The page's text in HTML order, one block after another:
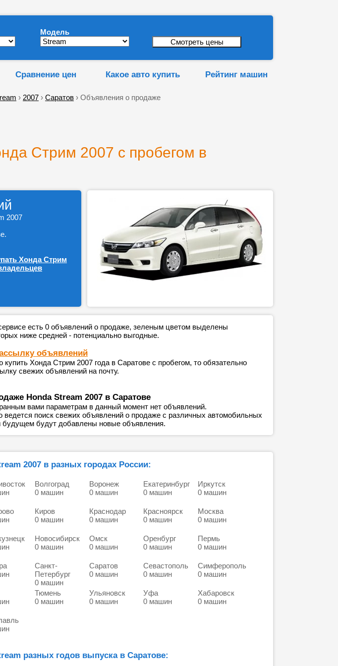
Модель
Сравнение цен Какое авто купить Рейтинг машин
› 2007 › Саратов › Объявления о продаже
Стрим 2007 с пробегом в
2007
Хонда Стрим
есть 0 объявлений о продаже, зеленым цветом выделены
ниже средней - потенциально выгодные.
объявлений
Хонда Стрим 2007 года в Саратове с пробегом, то обязательно
свежих объявлений на почту.
Honda Stream 2007 в Саратове
вами параметрам в данный момент нет объявлений.
ведется поиск свежих объявлений о продаже с различных автомобильных
будут добавлены новые объявления.
2007 в разных городах России:
Волгоград
0 машин
Воронеж
0 машин
Екатеринбург
0 машин
Иркутск
0 машин
Киров
0 машин
Краснодар
0 машин
Красноярск
0 машин
Москва
0 машин
Новосибирск
0 машин
Омск
0 машин
Оренбург
0 машин
Пермь
0 машин
Санкт-
Петербург
0 машин
Саратов
0 машин
Севастополь
0 машин
Симферополь
0 машин
Тюмень
0 машин
Ульяновск
0 машин
Уфа
0 машин
Хабаровск
0 машин
разных годов выпуска в Саратове: